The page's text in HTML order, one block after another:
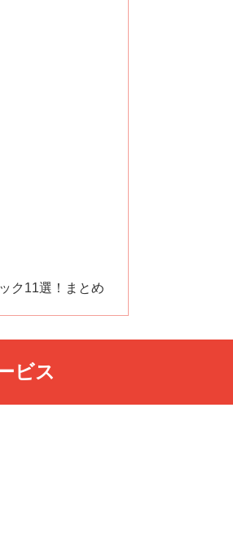
ク11選！まとめ
ビス